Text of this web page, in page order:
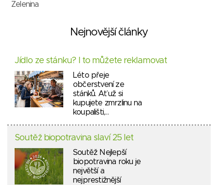
Zelenina
Nejnovější články
Jídlo ze stánku? I to můžete reklamovat
Léto přeje
občerstvení ze
stánků. Ať už si
kupujete zmrzlinu na
koupališti,…
Soutěž biopotravina slaví 25 let
Soutěž Nejlepší
biopotravina roku je
největší a
nejprestižnější